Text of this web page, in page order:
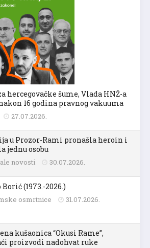
hercegovačke šume, Vlada HNŽ-a
16 godina pravnog vakuuma
27.07.2026.
u Prozor-Rami pronašla heroin i
jednu osobu
novosti 30.07.2026.
Borić (1973.-2026.)
osmrtnice 31.07.2026.
kušaonica “Okusi Rame”,
proizvodi nadohvat ruke